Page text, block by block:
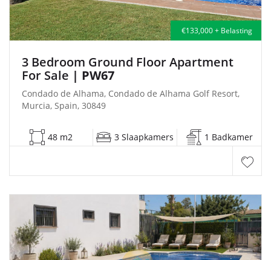
€133,000 + Belasting
3 Bedroom Ground Floor Apartment
For Sale | PW67
Condado de Alhama, Condado de Alhama Golf Resort,
Murcia, Spain, 30849
48 m2 3 Slaapkamers 1 Badkamer